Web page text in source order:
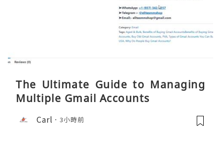
The Ultimate Guide to Managing
Multiple Gmail Accounts
Carl 3小時前